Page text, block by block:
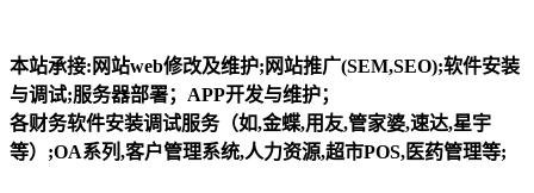
本站承接:网站web修改及维护;网站推广(SEM,SEO);软件安装
与调试;服务器部署；APP开发与维护；
各财务软件安装调试服务（如,金蝶,用友,管家婆,速达,星宇
等）;OA系列,客户管理系统,人力资源,超市POS,医药管理等;